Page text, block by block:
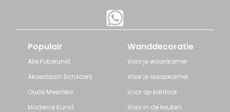
Populair
Alle Fotokunst
Akoestisch Schilderij
Oude Meesters
Moderne Kunst
Wanddecoratie
Voor je woonkamer
Voor je slaapkamer
Voor op kantoor
Voor in de keuken